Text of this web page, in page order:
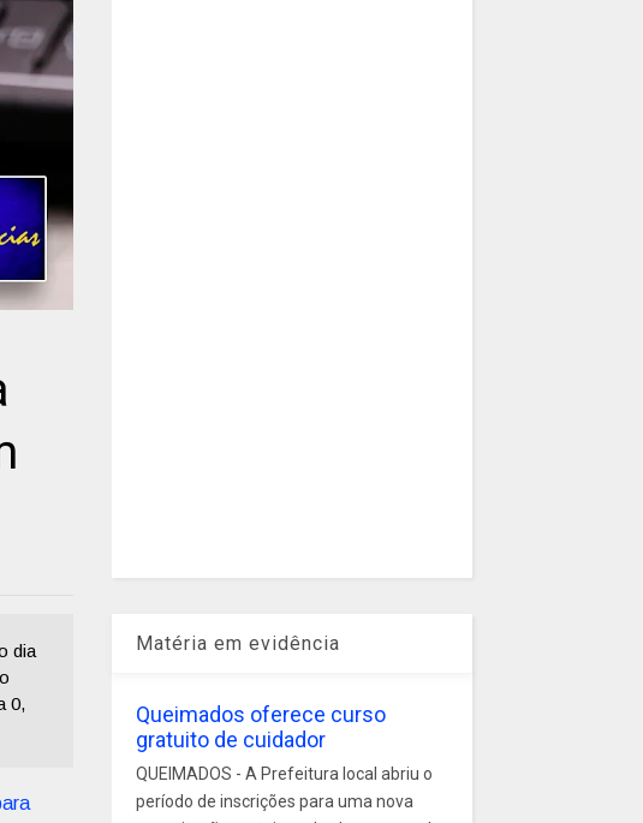
dia
0,
Matéria em evidência
Queimados oferece curso
gratuito de cuidador
QUEIMADOS - A Prefeitura local abriu o
período de inscrições para uma nova